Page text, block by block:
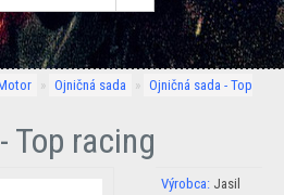
» Ojničná sada » Ojničná sada - Top
Top racing
Výrobca: Jasil